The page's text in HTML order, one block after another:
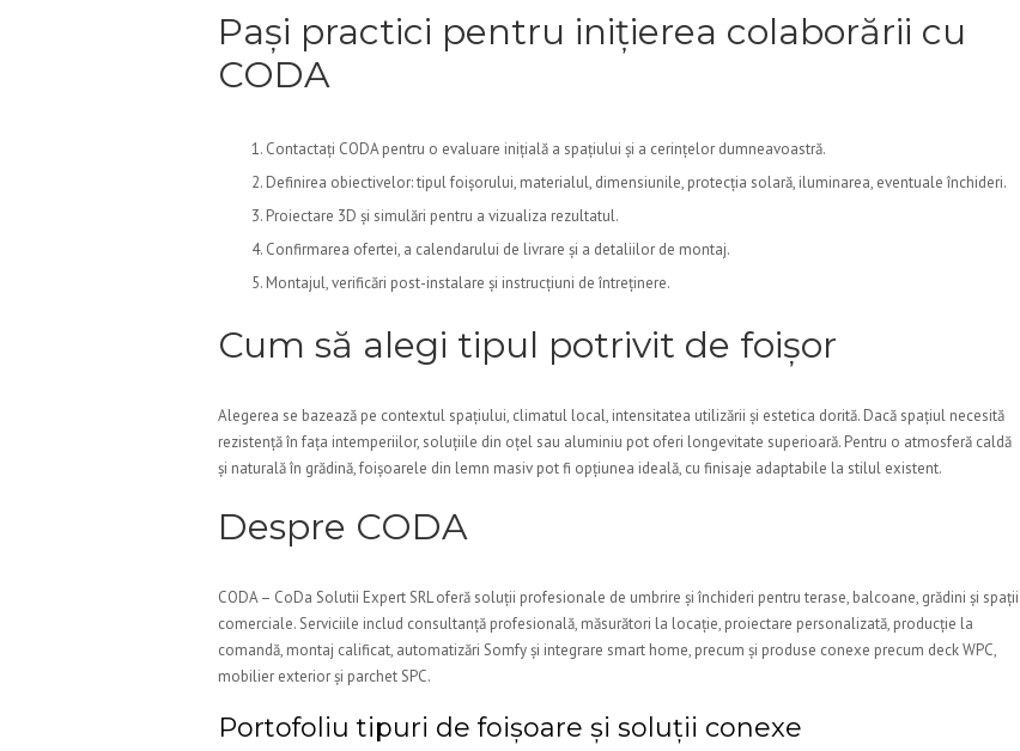
Pași practici pentru inițierea colaborării cu
CODA
Contactați CODA pentru o evaluare inițială a spațiului și a cerințelor dumneavoastră.
Definirea obiectivelor: tipul foișorului, materialul, dimensiunile, protecția solară, iluminarea, eventuale închideri.
Proiectare 3D și simulări pentru a vizualiza rezultatul.
Confirmarea ofertei, a calendarului de livrare și a detaliilor de montaj.
Montajul, verificări post-instalare și instrucțiuni de întreținere.
Cum să alegi tipul potrivit de foișor
Alegerea se bazează pe contextul spațiului, climatul local, intensitatea utilizării și estetica dorită. Dacă spațiul necesită
rezistență în fața intemperiilor, soluțiile din oțel sau aluminiu pot oferi longevitate superioară. Pentru o atmosferă caldă
și naturală în grădină, foișoarele din lemn masiv pot fi opțiunea ideală, cu finisaje adaptabile la stilul existent.
Despre CODA
CODA – CoDa Solutii Expert SRL oferă soluții profesionale de umbrire și închideri pentru terase, balcoane, grădini și spații
comerciale. Serviciile includ consultanță profesională, măsurători la locație, proiectare personalizată, producție la
comandă, montaj calificat, automatizări Somfy și integrare smart home, precum și produse conexe precum deck WPC,
mobilier exterior și parchet SPC.
Portofoliu tipuri de foișoare și soluții conexe